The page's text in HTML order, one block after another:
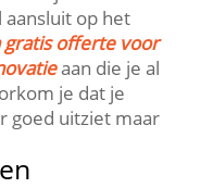
op het
gratis offerte voor
aan die je al
je dat je
goed uitziet maar